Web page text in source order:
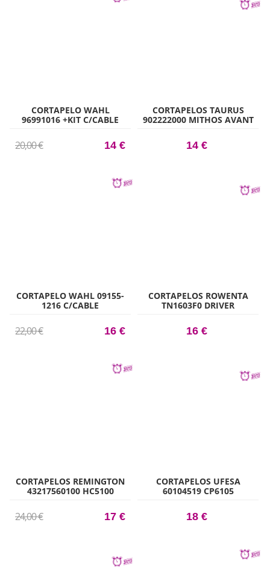
CORTAPELO WAHL
96991016 +KIT C/CABLE
20,00 € 14 €
CORTAPELOS TAURUS
902222000 MITHOS AVANT
14 €
CORTAPELO WAHL 09155-
1216 C/CABLE
22,00 € 16 €
CORTAPELOS ROWENTA
TN1603F0 DRIVER
16 €
CORTAPELOS REMINGTON
43217560100 HC5100
24,00 € 17 €
CORTAPELOS UFESA
60104519 CP6105
18 €